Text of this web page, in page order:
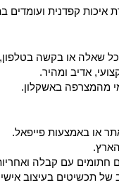
איכות קפדנית ועומדים
שאלה או בקשה
אדיב ומהיר.
מהמצרפה באשקלון.
או באמצעות פייפאל.
חתומים עם קבלה
של תכשיטים בעיצוב